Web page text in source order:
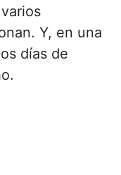
Y, en una
días de